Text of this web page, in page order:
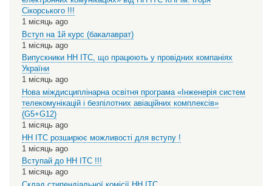
Сікорського !!!
1 місяць ago
Вступ на 1й курс (бакалаврат)
1 місяць ago
Випускники НН ІТС, що працюють у провідних компаніях
України
1 місяць ago
Нова міждисциплінарна освітня програма «Інженерія систем
телекомунікацій і безпілотних авіаційних комплексів»
(G5+G12)
1 місяць ago
НН ІТС розширює можливості для вступу !
1 місяць ago
Вступай до НН ІТС !!!
1 місяць ago